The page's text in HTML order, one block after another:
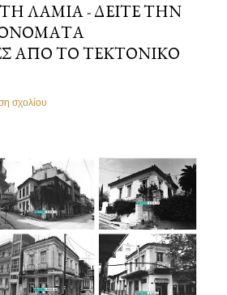
ΛΑΜΊΑ - ΔΕΊΤΕ ΤΗΝ
ΟΝΌΜΑΤΑ
ΑΠΌ ΤΟ ΤΕΚΤΟΝΙΚΌ
σχολίου